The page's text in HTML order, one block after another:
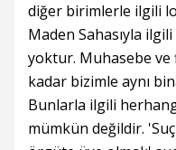
diğer birimlerle ilgili
Maden Sahasıyla
yoktur. Muhasebe
kadar bizimle aynı
Bunlarla ilgili
mümkün değildir.